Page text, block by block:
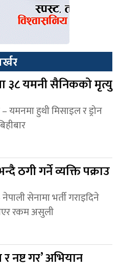
३८ यमनी सैनिकको मृत्यु
हुथी मिसाइल र ड्रोन
ठगी गर्ने व्यक्ति पक्राउ
सेनामा भर्ती गराइदिने
रकम असुली
नष्ट गर’ अभियान